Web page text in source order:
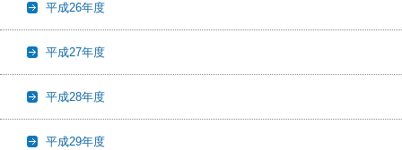
平成26年度
平成27年度
平成28年度
平成29年度